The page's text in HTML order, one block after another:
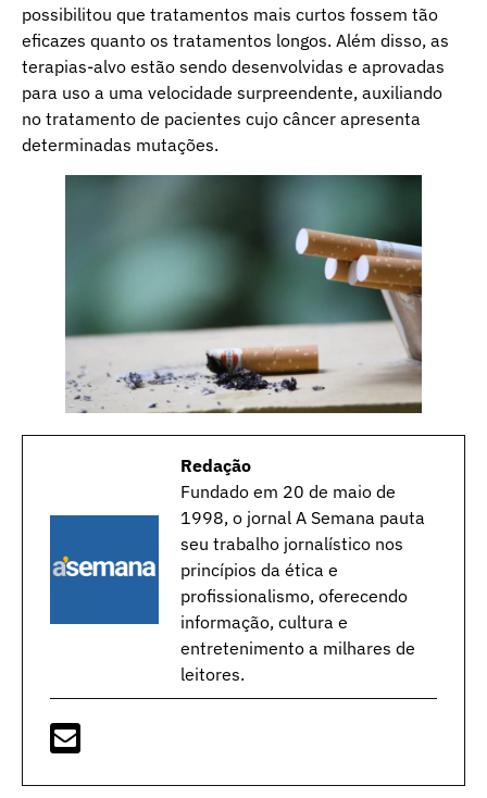
possibilitou que tratamentos mais curtos fossem tão
eficazes quanto os tratamentos longos. Além disso, as
terapias-alvo estão sendo desenvolvidas e aprovadas
para uso a uma velocidade surpreendente, auxiliando
no tratamento de pacientes cujo câncer apresenta
determinadas mutações.
Redação
Fundado em 20 de maio de
1998, o jornal A Semana pauta
seu trabalho jornalístico nos
princípios da ética e
profissionalismo, oferecendo
informação, cultura e
entretenimento a milhares de
leitores.